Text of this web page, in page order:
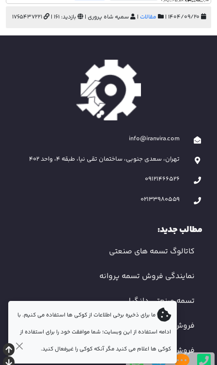
مقالات | سمیه شاه پروری | بازدید: 161 | 1765437221
info@iranvira.com
تهران، سعدی جنوبی، ساختمان تقی نیا، طبقه 4، واحد 402
09121466526
02133980559
مطالب جدید:
کاتالوگ تسمه های صنعتی
نمایندگی فروش تسمه پروانه
تسمه صنعتی دانگیل
فروش تسمه دندانه دار
فروش تسمه صنعتی اصفهان
ما برای ذخیره برخی اطلاعات از کوکی ها استفاده می کنیم. با
ادامه استفاده از این وبسایت؛ شما موافقت خود را برای استفاده از
کوکی ها اعلام می کنید مگر آنکه کوکی را غیرفعال کنید.